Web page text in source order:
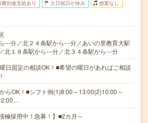
費別途支給あり 土日祝日が休み 残業なし
---分／北２４条駅から---分／あいの里教育大駅
北１８条駅から---分／北３４条駅から---分
日固定の相談OK！■希望の曜日があればご相談
らOK！■シフト例(1)8:00～13:00(2)10:00～
極採用中！急募！】■2カ月～